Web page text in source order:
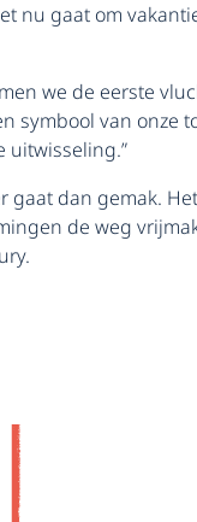
nu gaat om
we de eerste
symbool van onze
uitwisseling.”
gaat dan gemak.
de weg